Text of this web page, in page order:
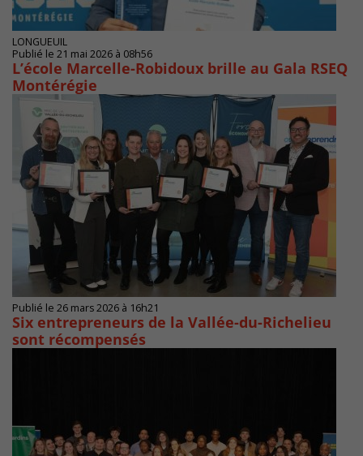
LONGUEUIL
Publié le 21 mai 2026 à 08h56
L’école Marcelle-Robidoux brille au Gala RSEQ
Montérégie
Publié le 26 mars 2026 à 16h21
Six entrepreneurs de la Vallée-du-Richelieu
sont récompensés